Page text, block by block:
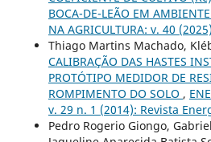
BOCA-DE-LEÃO EM
NA AGRICULTURA: v. 40
Thiago Martins Machado,
CALIBRAÇÃO DAS HASTES
PROTÓTIPO MEDIDOR DE
ROMPIMENTO DO SOLO ,
v. 29 n. 1 (2014): Revista
Pedro Rogerio Giongo,